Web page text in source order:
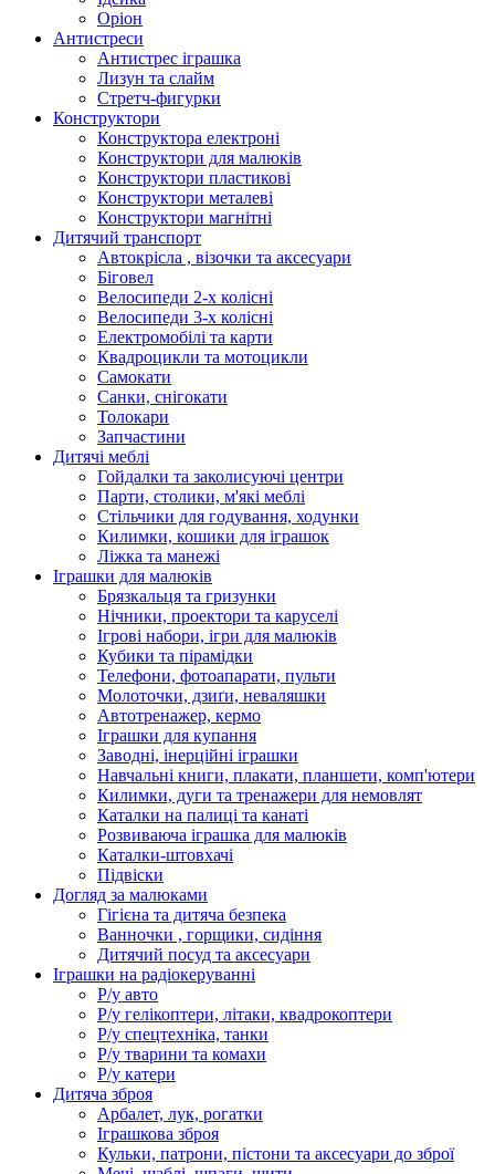
Оріон
Антистреси
Антистрес іграшка
Лизун та слайм
Стретч-фигурки
Конструктори
Конструктора електроні
Конструктори для малюків
Конструктори пластикові
Конструктори металеві
Конструктори магнітні
Дитячий транспорт
Автокрісла , візочки та аксесуари
Біговел
Велосипеди 2-х колісні
Велосипеди 3-х колісні
Електромобілі та карти
Квадроцикли та мотоцикли
Самокати
Санки, снігокати
Толокари
Запчастини
Дитячі меблі
Гойдалки та заколисуючі центри
Парти, столики, м'які меблі
Стільчики для годування, ходунки
Килимки, кошики для іграшок
Ліжка та манежі
Іграшки для малюків
Брязкальця та гризунки
Нічники, проектори та каруселі
Ігрові набори, ігри для малюків
Кубики та пірамідки
Телефони, фотоапарати, пульти
Молоточки, дзиґи, неваляшки
Автотренажер, кермо
Іграшки для купання
Заводні, інерційні іграшки
Навчальні книги, плакати, планшети, комп'ютери
Килимки, дуги та тренажери для немовлят
Каталки на палиці та канаті
Розвиваюча іграшка для малюків
Каталки-штовхачі
Підвіски
Догляд за малюками
Гігієна та дитяча безпека
Ванночки , горщики, сидіння
Дитячий посуд та аксесуари
Іграшки на радіокеруванні
Р/у авто
Р/у гелікоптери, літаки, квадрокоптери
Р/у спецтехніка, танки
Р/у тварини та комахи
Р/у катери
Дитяча зброя
Арбалет, лук, рогатки
Іграшкова зброя
Кульки, патрони, пістони та аксесуари до зброї